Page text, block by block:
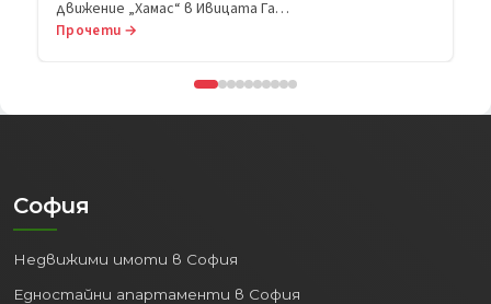
движение „Хамас“ в Ивицата Га…
Прочети →
София
Недвижими имоти в София
Едностайни апартаменти в София